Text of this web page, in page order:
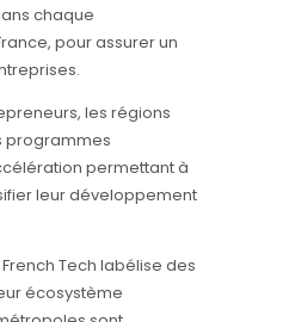
chaque
pour assurer un
les régions
programmes
permettant à
leur développement
Tech labélise des
écosystème